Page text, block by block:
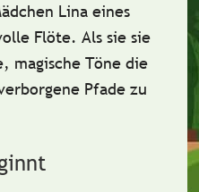
Lina eines
Flöte. Als sie sie
magische Töne die
Pfade zu